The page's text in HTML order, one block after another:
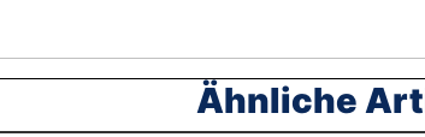
Ähnliche